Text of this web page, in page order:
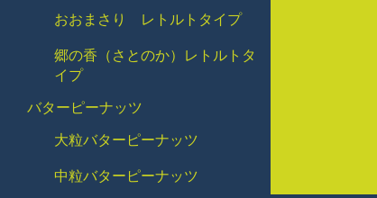
おおまさり レトルトタイプ
郷の香（さとのか）レトルトタ
イプ
バターピーナッツ
大粒バターピーナッツ
中粒バターピーナッツ